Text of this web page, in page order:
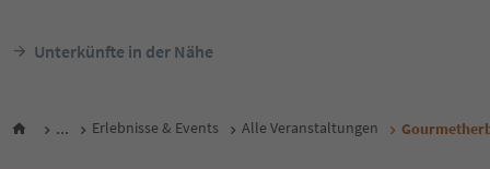
Unterkünfte in der Nähe
... Erlebnisse & Events Alle Veranstaltungen